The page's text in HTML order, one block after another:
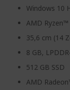
Windows 10
AMD
35,6 cm (14
8 GB,
512 GB SSD
AMD